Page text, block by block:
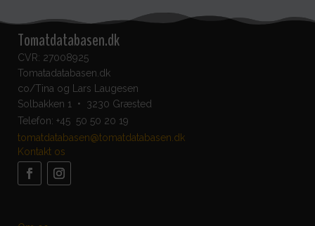
Tomatdatabasen.dk
CVR: 27008925
Tomatadatabasen.dk
co/Tina og Lars Laugesen
Solbakken 1 • 3230 Græsted
Telefon: +45 50 50 20 19
tomatdatabasen@tomatdatabasen.dk
Kontakt os